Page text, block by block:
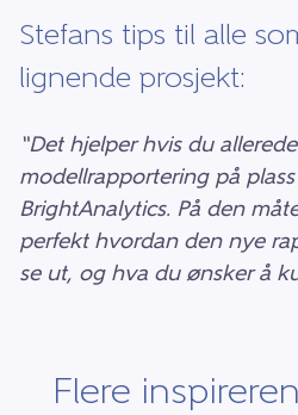
Stefans tips til alle
lignende prosjekt:
“Det hjelper hvis du
modellrapportering på
BrightAnalytics. På den
perfekt hvordan den nye
se ut, og hva du ønsker å
Flere